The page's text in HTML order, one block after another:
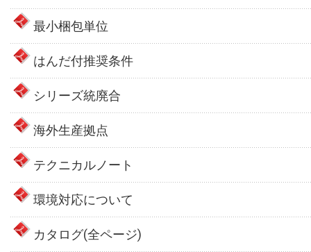
最小梱包単位
はんだ付推奨条件
シリーズ統廃合
海外生産拠点
テクニカルノート
環境対応について
カタログ(全ページ)